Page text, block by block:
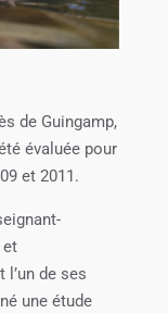
de Guingamp,
évaluée pour
et 2011.
et
de ses
une étude